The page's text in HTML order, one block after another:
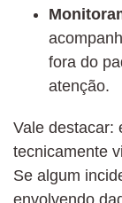
fora do
atenção.
Vale destacar:
tecnicamente
Se algum
envolvendo